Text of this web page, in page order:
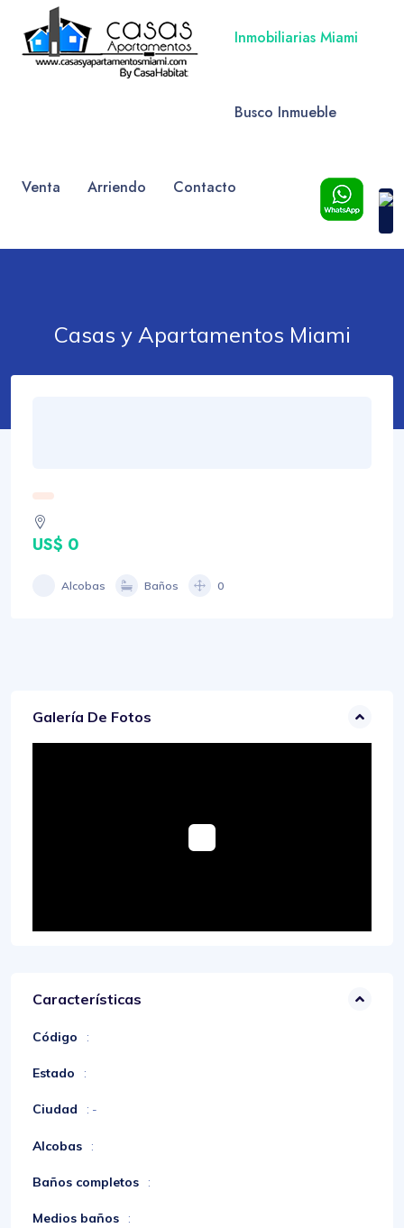
Inmobiliarias Miami
Busco Inmueble
Venta Arriendo Contacto
Casas y Apartamentos Miami
US$ 0
Alcobas Baños 0
Galería De Fotos
Características
Código :
Estado :
Ciudad : -
Alcobas :
Baños completos :
Medios baños :